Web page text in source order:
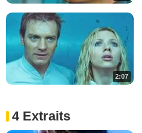
2:07
4 Extraits